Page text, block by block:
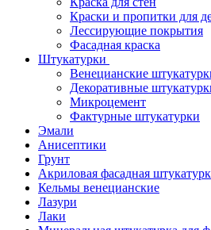
Краски и пропитки для
Лессирующие покрытия
Фасадная краска
Штукатурки
Венецианские
Декоративные
Микроцемент
Фактурные штукатурки
Эмали
Анисептики
Грунт
Акриловая фасадная
Кельмы венецианские
Лазури
Лаки